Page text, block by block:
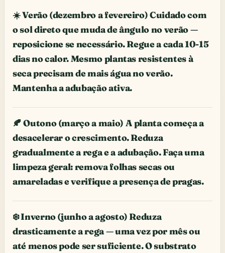
☀️ Verão (dezembro a fevereiro) Cuidado com
o sol direto que muda de ângulo no verão —
reposicione se necessário. Regue a cada 10-15
dias no calor. Mesmo plantas resistentes à
seca precisam de mais água no verão.
Mantenha a adubação ativa.
🍂 Outono (março a maio) A planta começa a
desacelerar o crescimento. Reduza
gradualmente a rega e a adubação. Faça uma
limpeza geral: remova folhas secas ou
amareladas e verifique a presença de pragas.
❄️ Inverno (junho a agosto) Reduza
drasticamente a rega — uma vez por mês ou
até menos pode ser suficiente. O substrato